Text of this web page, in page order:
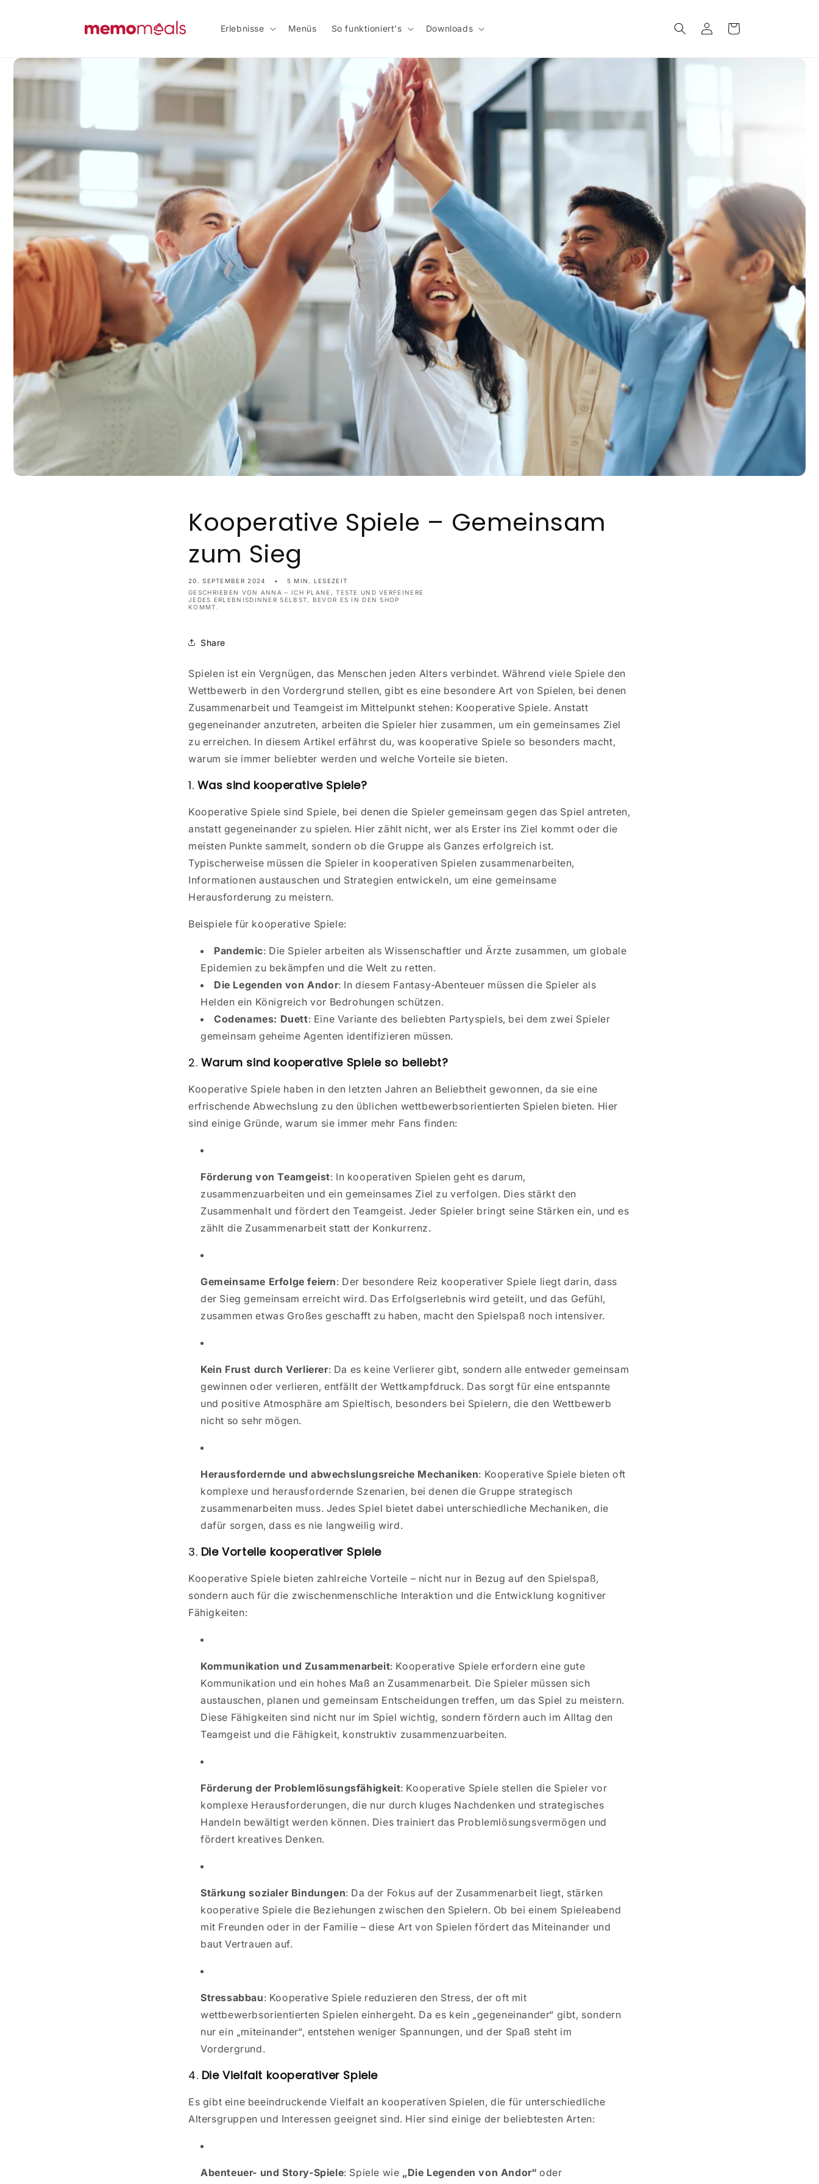
Erlebnisse Menüs So funktioniert's Downloads EinloggenWarenkorb
Kooperative Spiele – Gemeinsam
zum Sieg
20. SEPTEMBER 2024
5 MIN. LESEZEIT
GESCHRIEBEN VON ANNA – ICH PLANE, TESTE UND VERFEINERE
JEDES ERLEBNISDINNER SELBST, BEVOR ES IN DEN SHOP
KOMMT.
Share
Spielen ist ein Vergnügen, das Menschen jeden Alters verbindet. Während viele Spiele den
Wettbewerb in den Vordergrund stellen, gibt es eine besondere Art von Spielen, bei denen
Zusammenarbeit und Teamgeist im Mittelpunkt stehen: Kooperative Spiele. Anstatt
gegeneinander anzutreten, arbeiten die Spieler hier zusammen, um ein gemeinsames Ziel
zu erreichen. In diesem Artikel erfährst du, was kooperative Spiele so besonders macht,
warum sie immer beliebter werden und welche Vorteile sie bieten.
1. Was sind kooperative Spiele?
Kooperative Spiele sind Spiele, bei denen die Spieler gemeinsam gegen das Spiel antreten,
anstatt gegeneinander zu spielen. Hier zählt nicht, wer als Erster ins Ziel kommt oder die
meisten Punkte sammelt, sondern ob die Gruppe als Ganzes erfolgreich ist.
Typischerweise müssen die Spieler in kooperativen Spielen zusammenarbeiten,
Informationen austauschen und Strategien entwickeln, um eine gemeinsame
Herausforderung zu meistern.
Beispiele für kooperative Spiele:
Pandemic: Die Spieler arbeiten als Wissenschaftler und Ärzte zusammen, um globale
Epidemien zu bekämpfen und die Welt zu retten.
Die Legenden von Andor: In diesem Fantasy-Abenteuer müssen die Spieler als
Helden ein Königreich vor Bedrohungen schützen.
Codenames: Duett: Eine Variante des beliebten Partyspiels, bei dem zwei Spieler
gemeinsam geheime Agenten identifizieren müssen.
2. Warum sind kooperative Spiele so beliebt?
Kooperative Spiele haben in den letzten Jahren an Beliebtheit gewonnen, da sie eine
erfrischende Abwechslung zu den üblichen wettbewerbsorientierten Spielen bieten. Hier
sind einige Gründe, warum sie immer mehr Fans finden:
Förderung von Teamgeist: In kooperativen Spielen geht es darum,
zusammenzuarbeiten und ein gemeinsames Ziel zu verfolgen. Dies stärkt den
Zusammenhalt und fördert den Teamgeist. Jeder Spieler bringt seine Stärken ein, und es
zählt die Zusammenarbeit statt der Konkurrenz.
Gemeinsame Erfolge feiern: Der besondere Reiz kooperativer Spiele liegt darin, dass
der Sieg gemeinsam erreicht wird. Das Erfolgserlebnis wird geteilt, und das Gefühl,
zusammen etwas Großes geschafft zu haben, macht den Spielspaß noch intensiver.
Kein Frust durch Verlierer: Da es keine Verlierer gibt, sondern alle entweder gemeinsam
gewinnen oder verlieren, entfällt der Wettkampfdruck. Das sorgt für eine entspannte
und positive Atmosphäre am Spieltisch, besonders bei Spielern, die den Wettbewerb
nicht so sehr mögen.
Herausfordernde und abwechslungsreiche Mechaniken: Kooperative Spiele bieten oft
komplexe und herausfordernde Szenarien, bei denen die Gruppe strategisch
zusammenarbeiten muss. Jedes Spiel bietet dabei unterschiedliche Mechaniken, die
dafür sorgen, dass es nie langweilig wird.
3. Die Vorteile kooperativer Spiele
Kooperative Spiele bieten zahlreiche Vorteile – nicht nur in Bezug auf den Spielspaß,
sondern auch für die zwischenmenschliche Interaktion und die Entwicklung kognitiver
Fähigkeiten:
Kommunikation und Zusammenarbeit: Kooperative Spiele erfordern eine gute
Kommunikation und ein hohes Maß an Zusammenarbeit. Die Spieler müssen sich
austauschen, planen und gemeinsam Entscheidungen treffen, um das Spiel zu meistern.
Diese Fähigkeiten sind nicht nur im Spiel wichtig, sondern fördern auch im Alltag den
Teamgeist und die Fähigkeit, konstruktiv zusammenzuarbeiten.
Förderung der Problemlösungsfähigkeit: Kooperative Spiele stellen die Spieler vor
komplexe Herausforderungen, die nur durch kluges Nachdenken und strategisches
Handeln bewältigt werden können. Dies trainiert das Problemlösungsvermögen und
fördert kreatives Denken.
Stärkung sozialer Bindungen: Da der Fokus auf der Zusammenarbeit liegt, stärken
kooperative Spiele die Beziehungen zwischen den Spielern. Ob bei einem Spieleabend
mit Freunden oder in der Familie – diese Art von Spielen fördert das Miteinander und
baut Vertrauen auf.
Stressabbau: Kooperative Spiele reduzieren den Stress, der oft mit
wettbewerbsorientierten Spielen einhergeht. Da es kein „gegeneinander“ gibt, sondern
nur ein „miteinander“, entstehen weniger Spannungen, und der Spaß steht im
Vordergrund.
4. Die Vielfalt kooperativer Spiele
Es gibt eine beeindruckende Vielfalt an kooperativen Spielen, die für unterschiedliche
Altersgruppen und Interessen geeignet sind. Hier sind einige der beliebtesten Arten:
Abenteuer- und Story-Spiele: Spiele wie „Die Legenden von Andor“ oder